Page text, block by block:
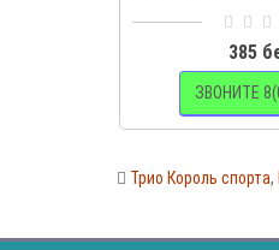
385
ЗВОНИТЕ
Трио Король спорта,